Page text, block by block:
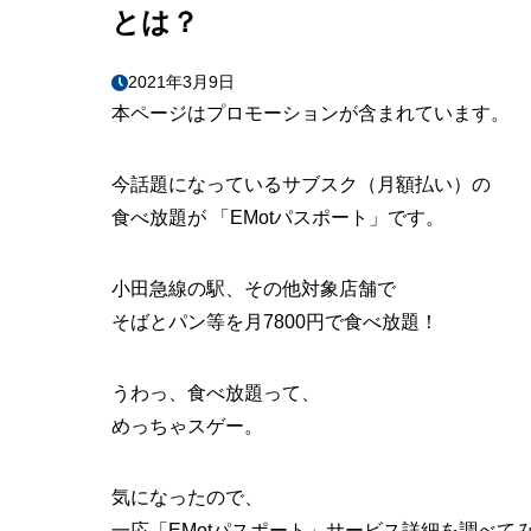
とは？
2021年3月9日
本ページはプロモーションが含まれています。
今話題になっているサブスク（月額払い）の
食べ放題が 「EMotパスポート」です。
小田急線の駅、その他対象店舗で
そばとパン等を月7800円で食べ放題！
うわっ、食べ放題って、
めっちゃスゲー。
気になったので、